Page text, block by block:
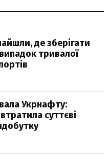
де зберігати
тривалої
Укрнафту:
суттєві